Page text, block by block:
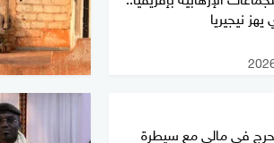
نيجيريا
في مالي مع سيطرة